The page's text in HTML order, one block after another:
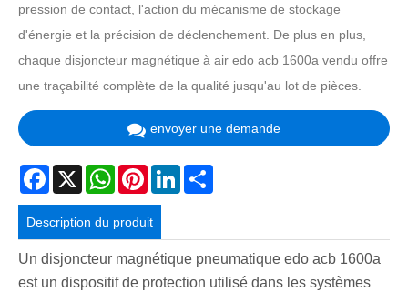
pression de contact, l'action du mécanisme de stockage
d'énergie et la précision de déclenchement. De plus en plus,
chaque disjoncteur magnétique à air edo acb 1600a vendu offre
une traçabilité complète de la qualité jusqu'au lot de pièces.
envoyer une demande
Facebook
X WhatsAppPinterestLinkedIn
Description du produit
Un disjoncteur magnétique pneumatique edo acb 1600a
est un dispositif de protection utilisé dans les systèmes